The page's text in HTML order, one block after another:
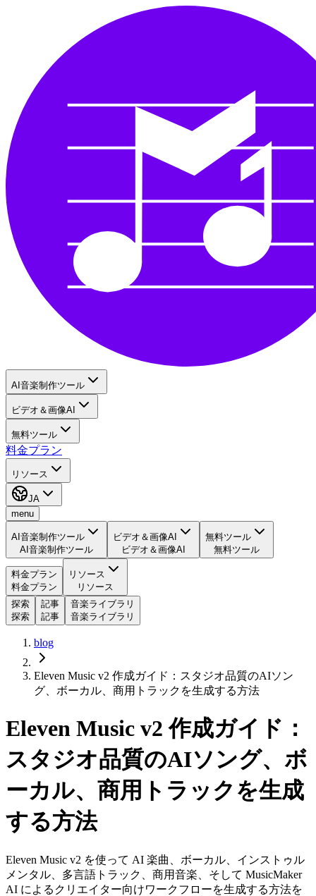
AI音楽制作ツール
ビデオ＆画像AI
無料ツール
料金プラン
リソース
JA
menu
AI音楽制作ツール
AI音楽制作ツール
ビデオ＆画像AI
ビデオ＆画像AI
無料ツール
無料ツール
料金プラン
料金プラン
リソース
リソース
探索
探索
記事
記事
音楽ライブラリ
音楽ライブラリ
blog
Eleven Music v2 作成ガイド：スタジオ品質のAIソン
グ、ボーカル、商用トラックを生成する方法
Eleven Music v2 作成ガイド：
スタジオ品質のAIソング、ボ
ーカル、商用トラックを生成
する方法
Eleven Music v2 を使って AI 楽曲、ボーカル、インストゥル
メンタル、多言語トラック、商用音楽、そして MusicMaker
AI によるクリエイター向けワークフローを生成する方法を